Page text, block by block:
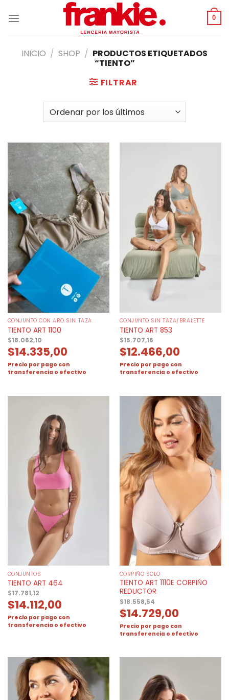
0
INICIO / SHOP / PRODUCTOS ETIQUETADOS
“TIENTO”
FILTRAR
CONJUNTO CON ARO SIN TAZA
TIENTO ART 1100
$18.062,10
$14.335,00
Precio por pago con
transferencia o efectivo
CONJUNTO SIN TAZA/BRALETTE
TIENTO ART 853
$15.707,16
$12.466,00
Precio por pago con
transferencia o efectivo
CONJUNTOS
TIENTO ART 464
$17.781,12
$14.112,00
Precio por pago con
transferencia o efectivo
CORPIÑO SOLO
TIENTO ART 1110E CORPIÑO
REDUCTOR
$18.558,54
$14.729,00
Precio por pago con
transferencia o efectivo